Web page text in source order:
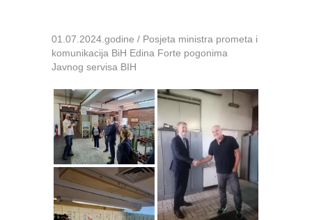
01.07.2024.godine / Posjeta ministra prometa i
komunikacija BiH Edina Forte pogonima
Javnog servisa BIH